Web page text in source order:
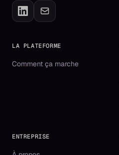
LA PLATEFORME
Comment ça marche
ENTREPRISE